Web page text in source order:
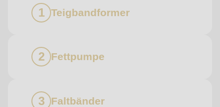
Teigbandformer
Fettpumpe
Faltbänder